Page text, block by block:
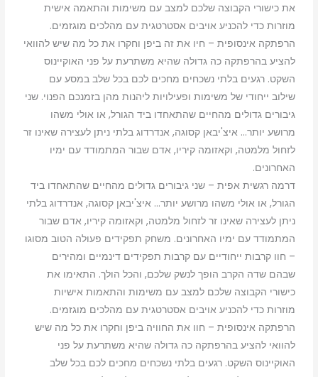
את כישורי הקבוצה שלכם למצב עם משימות והתאמה אישית
מוזרות כדי להכניע אויבים אסטרטגית עם מהלכים מוגזמים.
הרפתקה אינסופית – חיו את זה ביפן וחקרו את כל מה שיש להוואי
להציע בהרפתקה כה גדולה שהיא משתרעת על פני האוקיינוס
השקט. רגעים בלתי נשכחים מחכים לכם בכל שלב במסע עם
שילוב ייחודי של משימות ופעילויות ליהנות מהן בזמנכם הפנוי. שני
גיבורים גדולים מהחיים שהתאחדו ביד הגורל, או אולי משהו
מרושע יותר… איצ'יבאן קסוגה, אנדרדוג בלתי ניתן לעצירה שאינו זר
לזחול מלמטה, וקאזומה קיריו, אדם שבור המתמודד עם ימיו
האחרונים.
דרמה רגשית אפית – שני גיבורים גדולים מהחיים שהתאחדו ביד
הגורל, או אולי משהו מרושע יותר… איצ'יבאן קסוגה, אנדרדוג בלתי
ניתן לעצירה שאינו זר לזחול מלמטה, וקאזומה קיריו, אדם שבור
המתמודד עם ימיו האחרונים. משחק תפקידים פעולה הטוב מסוגו
– חוו קרבות ייחודיים עם קרבות תפקידים דינמיים ומהירים
שבהם שדה הקרב הופך לנשק שלכם, והכל הולך. התאימו את
כישורי הקבוצה שלכם למצב עם משימות והתאמות אישיות
מוזרות כדי להכניע אויבים אסטרטגית עם מהלכים מוגזמים.
הרפתקה אינסופית – חוו את החוויה ביפן וחקרו את כל מה שיש
להוואי להציע בהרפתקה כה גדולה שהיא משתרעת על פני
האוקיינוס השקט. רגעים בלתי נשכחים מחכים לכם בכל שלב